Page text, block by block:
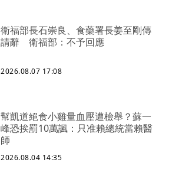
衛福部長石崇良、食藥署長姜至剛傳
請辭 衛福部：不予回應
2026.08.07 17:08
幫凱道絕食小雞量血壓遭檢舉？蘇一
峰恐挨罰10萬諷：只准賴總統當賴醫
師
2026.08.04 14:35